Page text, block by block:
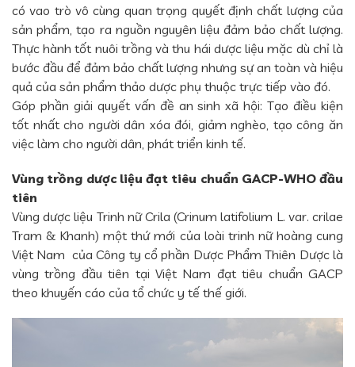
có vao trò vô cùng quan trọng quyết định chất lượng của
sản phẩm, tạo ra nguồn nguyên liệu đảm bảo chất lượng.
Thực hành tốt nuôi trồng và thu hái dược liệu mặc dù chỉ là
bước đầu để đảm bảo chất lượng nhưng sự an toàn và hiệu
quả của sản phẩm thảo dược phụ thuộc trực tiếp vào đó.
Góp phần giải quyết vấn đề an sinh xã hội: Tạo điều kiện
tốt nhất cho người dân xóa đói, giảm nghèo, tạo công ăn
việc làm cho người dân, phát triển kinh tế.
Vùng trồng dược liệu đạt tiêu chuẩn GACP-WHO đầu
tiên
Vùng dược liệu Trinh nữ Crila (Crinum latifolium L. var. crilae
Tram & Khanh) một thứ mới của loài trinh nữ hoàng cung
Việt Nam của Công ty cổ phần Dược Phẩm Thiên Dược là
vùng trồng đầu tiên tại Việt Nam đạt tiêu chuẩn GACP
theo khuyến cáo của tổ chức y tế thế giới.